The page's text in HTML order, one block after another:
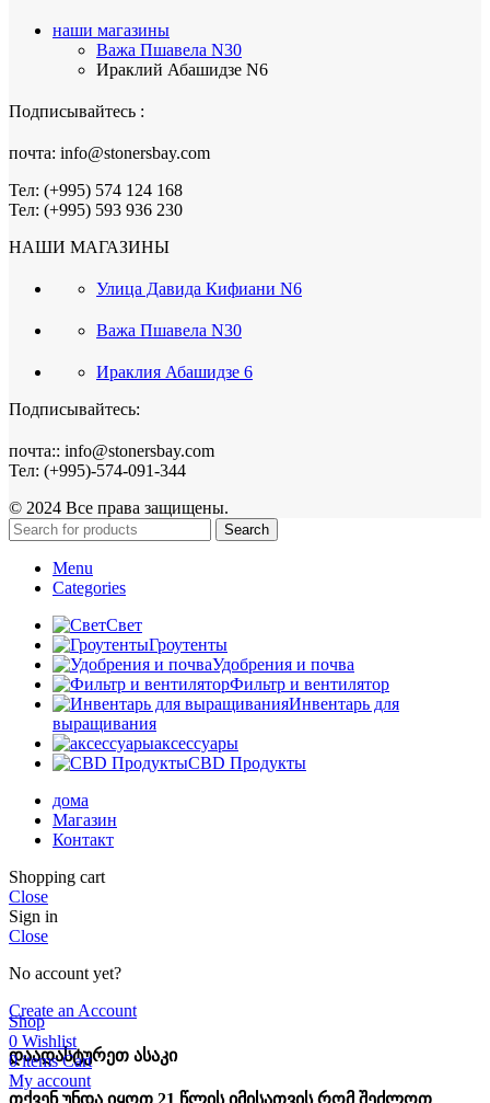
наши магазины
Важа Пшавела N30
Ираклий Абашидзе N6
Подписывайтесь :
почта: info@stonersbay.com
Тел: (+995) 574 124 168
Тел: (+995) 593 936 230
НАШИ МАГАЗИНЫ
Улица Давида Кифиани N6
Важа Пшавела N30
Ираклия Абашидзе 6
Подписывайтесь:
почта:: info@stonersbay.com
Тел: (+995)-574-091-344
© 2024 Все права защищены.
Search
Menu
Categories
Свет
Гроутенты
Удобрения и почва
Фильтр и вентилятор
Инвентарь для
выращивания
аксессуары
CBD Продукты
дома
Магазин
Контакт
Shopping cart
Close
Sign in
Close
No account yet?
Create an Account
დაადასტურეთ ასაკი
თქვენ უნდა იყოთ 21 წლის იმისათვის რომ შეძლოთ
Shop
0 Wishlist
0items Cart
My account